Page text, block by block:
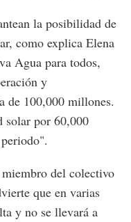
la posibilidad de
como explica Elena
Agua para todos,
y
de 100,000 millones.
solar por 60,000
del colectivo
que en varias
y no se llevará a